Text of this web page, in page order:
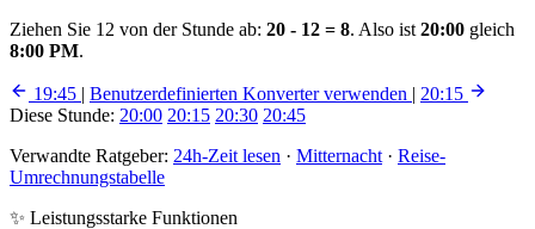
Ziehen Sie 12 von der Stunde ab: 20 - 12 = 8. Also ist 20:00 gleich
8:00 PM.
19:45 | Benutzerdefinierten Konverter verwenden | 20:15
Diese Stunde: 20:00 20:15 20:30 20:45
Verwandte Ratgeber: 24h-Zeit lesen · Mitternacht · Reise-
Umrechnungstabelle
✨ Leistungsstarke Funktionen